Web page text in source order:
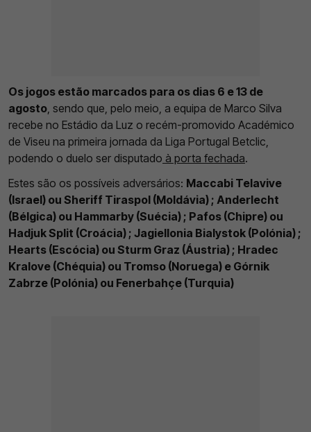
Os jogos estão marcados para os dias 6 e 13 de
agosto , sendo que, pelo meio, a equipa de Marco Silva
recebe no Estádio da Luz o recém-promovido Académico
de Viseu na primeira jornada da Liga Portugal Betclic,
podendo o duelo ser disputado à porta fechada.
Estes são os possíveis adversários: Maccabi Telavive
(Israel) ou Sheriff Tiraspol (Moldávia) ; Anderlecht
(Bélgica) ou Hammarby (Suécia) ; Pafos (Chipre) ou
Hadjuk Split (Croácia) ; Jagiellonia Bialystok (Polónia) ;
Hearts (Escócia) ou Sturm Graz (Áustria) ; Hradec
Kralove (Chéquia) ou Tromso (Noruega) e Górnik
Zabrze (Polónia) ou Fenerbahçe (Turquia)